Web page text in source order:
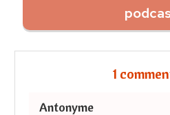
1
Antonyme